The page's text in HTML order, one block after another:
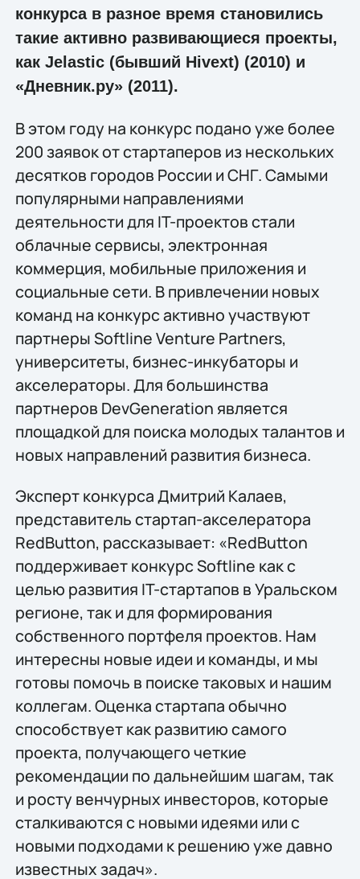
конкурса в разное время становились
такие активно развивающиеся проекты,
как Jelastic (бывший Hivext) (2010) и
«Дневник.ру» (2011).
В этом году на конкурс подано уже более
200 заявок от стартаперов из нескольких
десятков городов России и СНГ. Самыми
популярными направлениями
деятельности для IT-проектов стали
облачные сервисы, электронная
коммерция, мобильные приложения и
социальные сети. В привлечении новых
команд на конкурс активно участвуют
партнеры Softline Venture Partners,
университеты, бизнес-инкубаторы и
акселераторы. Для большинства
партнеров DevGeneration является
площадкой для поиска молодых талантов и
новых направлений развития бизнеса.
Эксперт конкурса Дмитрий Калаев,
представитель стартап-акселератора
RedButton, рассказывает: «RedButton
поддерживает конкурс Softline как с
целью развития IT-стартапов в Уральском
регионе, так и для формирования
собственного портфеля проектов. Нам
интересны новые идеи и команды, и мы
готовы помочь в поиске таковых и нашим
коллегам. Оценка стартапа обычно
способствует как развитию самого
проекта, получающего четкие
рекомендации по дальнейшим шагам, так
и росту венчурных инвесторов, которые
сталкиваются с новыми идеями или с
новыми подходами к решению уже давно
известных задач».